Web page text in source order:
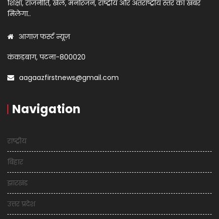
शिक्षा, राजनीति, खेल, मनोरंजन, राष्ट्रीय और अंतराष्ट्रीय स्तर का खबर
मिलेगा..
आगाज़ फर्स्ट न्यूज़
कंकड़बाग, पटना-800020
aagaazfirstnews@gmail.com
Navigation
राष्ट्रीय
बिहार
झारखंड
उत्तर प्रदेश